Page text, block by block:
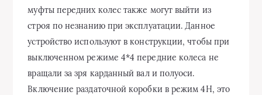
муфты передних колес также могут выйти из
строя по незнанию при эксплуатации. Данное
устройство используют в конструкции, чтобы при
выключенном режиме 4*4 передние колеса не
вращали за зря карданный вал и полуоси.
Включение раздаточной коробки в режим 4H, это